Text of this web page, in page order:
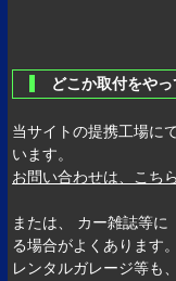
どこか取付をや
当サイトの提携工場に
います。
お問い合わせは、こち
または、 カー雑誌等
る場合がよくあります。
レンタルガレージ等も